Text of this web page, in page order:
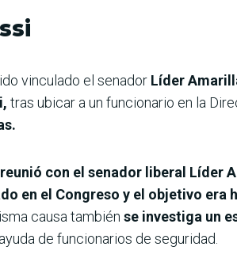
vinculado el senador Líder
tras ubicar a un funcionario en la
con el senador liberal Líder
en el Congreso y el objetivo era
causa también se investiga un
de funcionarios de seguridad.